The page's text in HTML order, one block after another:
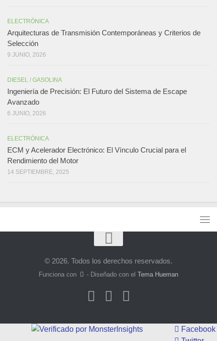
ELECTRÓNICA
Arquitecturas de Transmisión Contemporáneas y Criterios de
Selección
9 JUNIO, 2026
DIESEL / GASOLINA
Ingeniería de Precisión: El Futuro del Sistema de Escape
Avanzado
6 JUNIO, 2026
ELECTRÓNICA
ECM y Acelerador Electrónico: El Vínculo Crucial para el
Rendimiento del Motor
14 SEPTIEMBRE, 2025
© 2026. Todos los derechos reservados.
Funciona con - Diseñado con elTema Hueman
Facebook